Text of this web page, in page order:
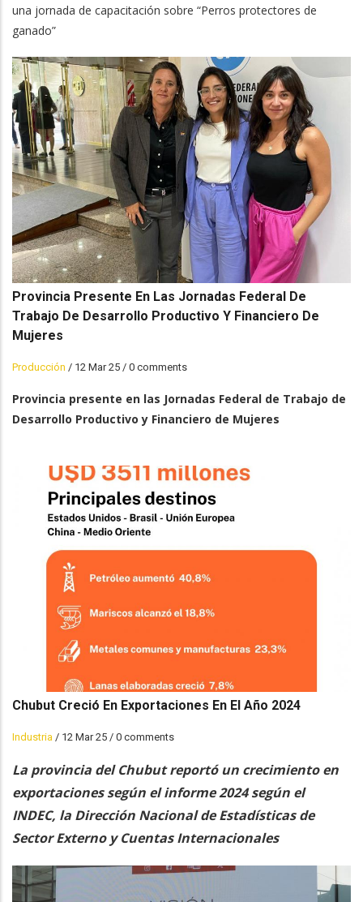
una jornada de capacitación sobre “Perros protectores de
ganado”
Provincia Presente En Las Jornadas Federal De
Trabajo De Desarrollo Productivo Y Financiero De
Mujeres
Producción / 12 Mar 25 / 0 comments
Provincia presente en las Jornadas Federal de Trabajo de
Desarrollo Productivo y Financiero de Mujeres
Chubut Creció En Exportaciones En El Año 2024
Industria / 12 Mar 25 / 0 comments
La provincia del Chubut reportó un crecimiento en
exportaciones según el informe 2024 según el
INDEC, la Dirección Nacional de Estadísticas de
Sector Externo y Cuentas Internacionales